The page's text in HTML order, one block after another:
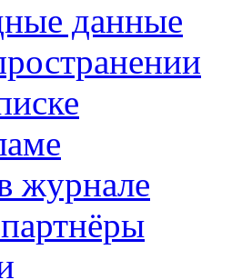
данные
журнале